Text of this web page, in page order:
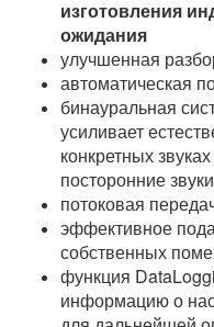
изготовления
ожидания
улучшенная
автоматическая
бинауральная
усиливает
конкретных
посторонние
потоковая
эффективное
собственных
функция
информацию о